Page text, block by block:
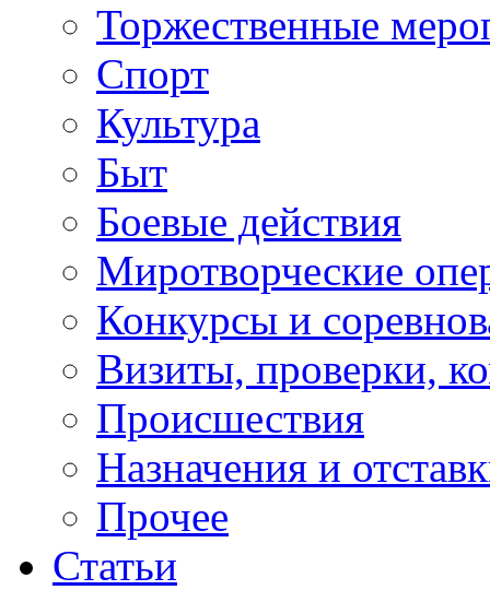
Торжественные
Спорт
Культура
Быт
Боевые действия
Миротворческие
Конкурсы и
Визиты, проверки,
Происшествия
Назначения и
Прочее
Статьи